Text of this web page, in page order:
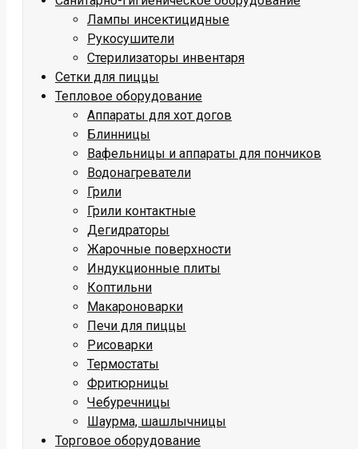
Лампы инсектицидные
Рукосушители
Стерилизаторы инвентаря
Сетки для пиццы
Тепловое оборудование
Аппараты для хот догов
Блинницы
Вафельницы и аппараты для пончиков
Водонагреватели
Грили
Грили контактные
Дегидраторы
Жарочные поверхности
Индукционные плиты
Коптильни
Макароноварки
Печи для пиццы
Рисоварки
Термостаты
Фритюрницы
Чебуречницы
Шаурма, шашлычницы
Торговое оборудование